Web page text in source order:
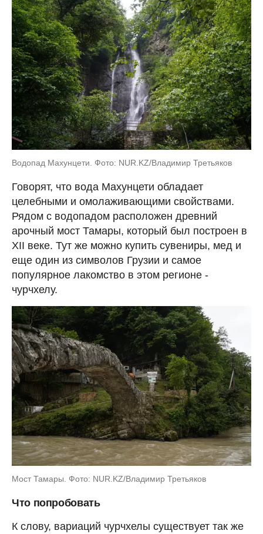
Водопад Махунцети. Фото: NUR.KZ/Владимир Третьяков
Говорят, что вода Махунцети обладает
целебными и омолаживающими свойствами.
Рядом с водопадом расположен древний
арочный мост Тамары, который был построен в
XII веке. Тут же можно купить сувениры, мед и
еще один из символов Грузии и самое
популярное лакомство в этом регионе -
чурчхелу.
Мост Тамары. Фото: NUR.KZ/Владимир Третьяков
Что попробовать
К слову, вариаций чурчхелы существует так же